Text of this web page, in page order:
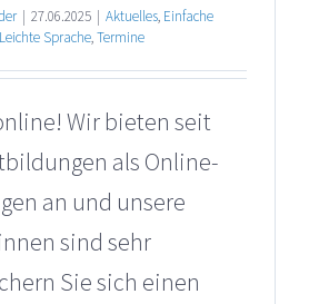
| 27.06.2025 | Aktuelles, Einfache
Leichte Sprache,Termine
Wir bieten seit
als Online-
an und unsere
sind sehr
Sie sich einen